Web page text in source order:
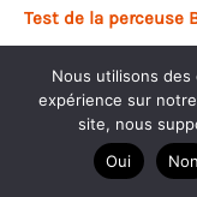
Test de la perceuse
Nous utilisons des
expérience sur
site, nous
Oui
Non